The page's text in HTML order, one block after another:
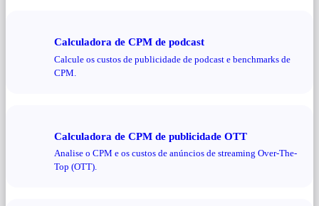
Calculadora de CPM de podcast
Calcule os custos de publicidade de podcast e benchmarks de
CPM.
Calculadora de CPM de publicidade OTT
Analise o CPM e os custos de anúncios de streaming Over-The-
Top (OTT).